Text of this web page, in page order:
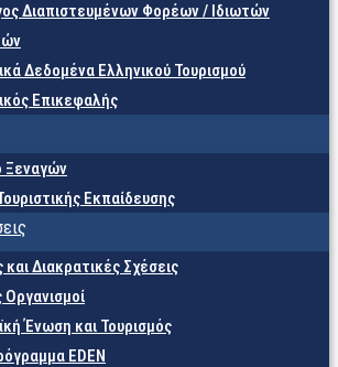
Διαπιστευμένων Φορέων / Ιδιωτών
Δεδομένα Ελληνικού Τουρισμού
Επικεφαλής
Εκπαίδευσης
και Διακρατικές Σχέσεις
Οργανισμοί
Ένωση και Τουρισμός
EDEN